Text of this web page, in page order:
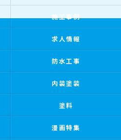
施工事例
求人情報
防水工事
内装塗装
塗料
漫画特集